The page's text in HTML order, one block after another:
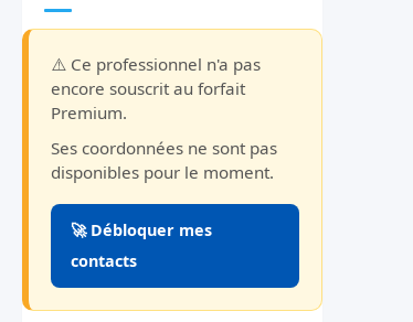
⚠️ Ce professionnel n'a pas
encore souscrit au forfait
Premium.
Ses coordonnées ne sont pas
disponibles pour le moment.
🚀 Débloquer mes
contacts